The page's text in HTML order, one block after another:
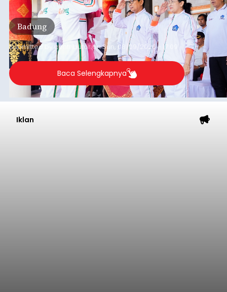
Badung
Submitted by contributoronSun, 08/09/2026 - 17:09
Baca Selengkapnya
Iklan